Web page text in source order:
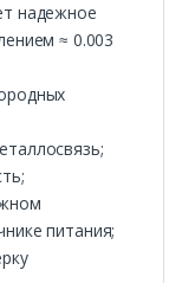
надежное
≈ 0.003
питания;